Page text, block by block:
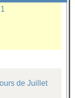
de Juillet